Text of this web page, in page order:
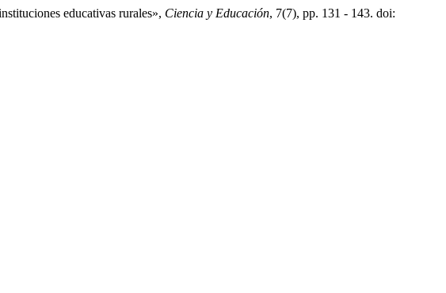
educativas rurales», Ciencia y Educación, 7(7), pp. 131 - 143. doi: